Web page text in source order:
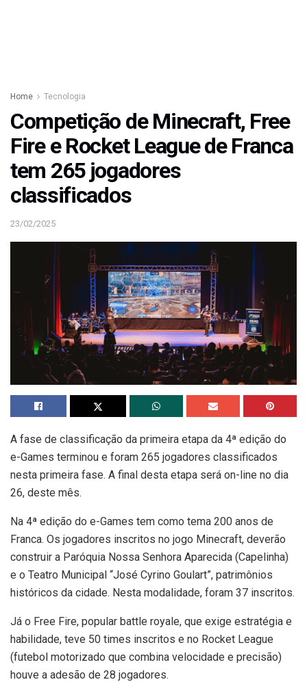
Home Tecnologia
Competição de Minecraft, Free
Fire e Rocket League de Franca
tem 265 jogadores
classificados
23/02/2025
A fase de classificação da primeira etapa da 4ª edição do
e-Games terminou e foram 265 jogadores classificados
nesta primeira fase. A final desta etapa será on-line no dia
26, deste mês.
Na 4ª edição do e-Games tem como tema 200 anos de
Franca. Os jogadores inscritos no jogo Minecraft, deverão
construir a Paróquia Nossa Senhora Aparecida (Capelinha)
e o Teatro Municipal “José Cyrino Goulart”, patrimônios
históricos da cidade. Nesta modalidade, foram 37 inscritos.
Já o Free Fire, popular battle royale, que exige estratégia e
habilidade, teve 50 times inscritos e no Rocket League
(futebol motorizado que combina velocidade e precisão)
houve a adesão de 28 jogadores.